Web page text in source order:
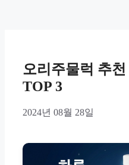
오리주물럭 추천
TOP 3
2024년 08월 28일